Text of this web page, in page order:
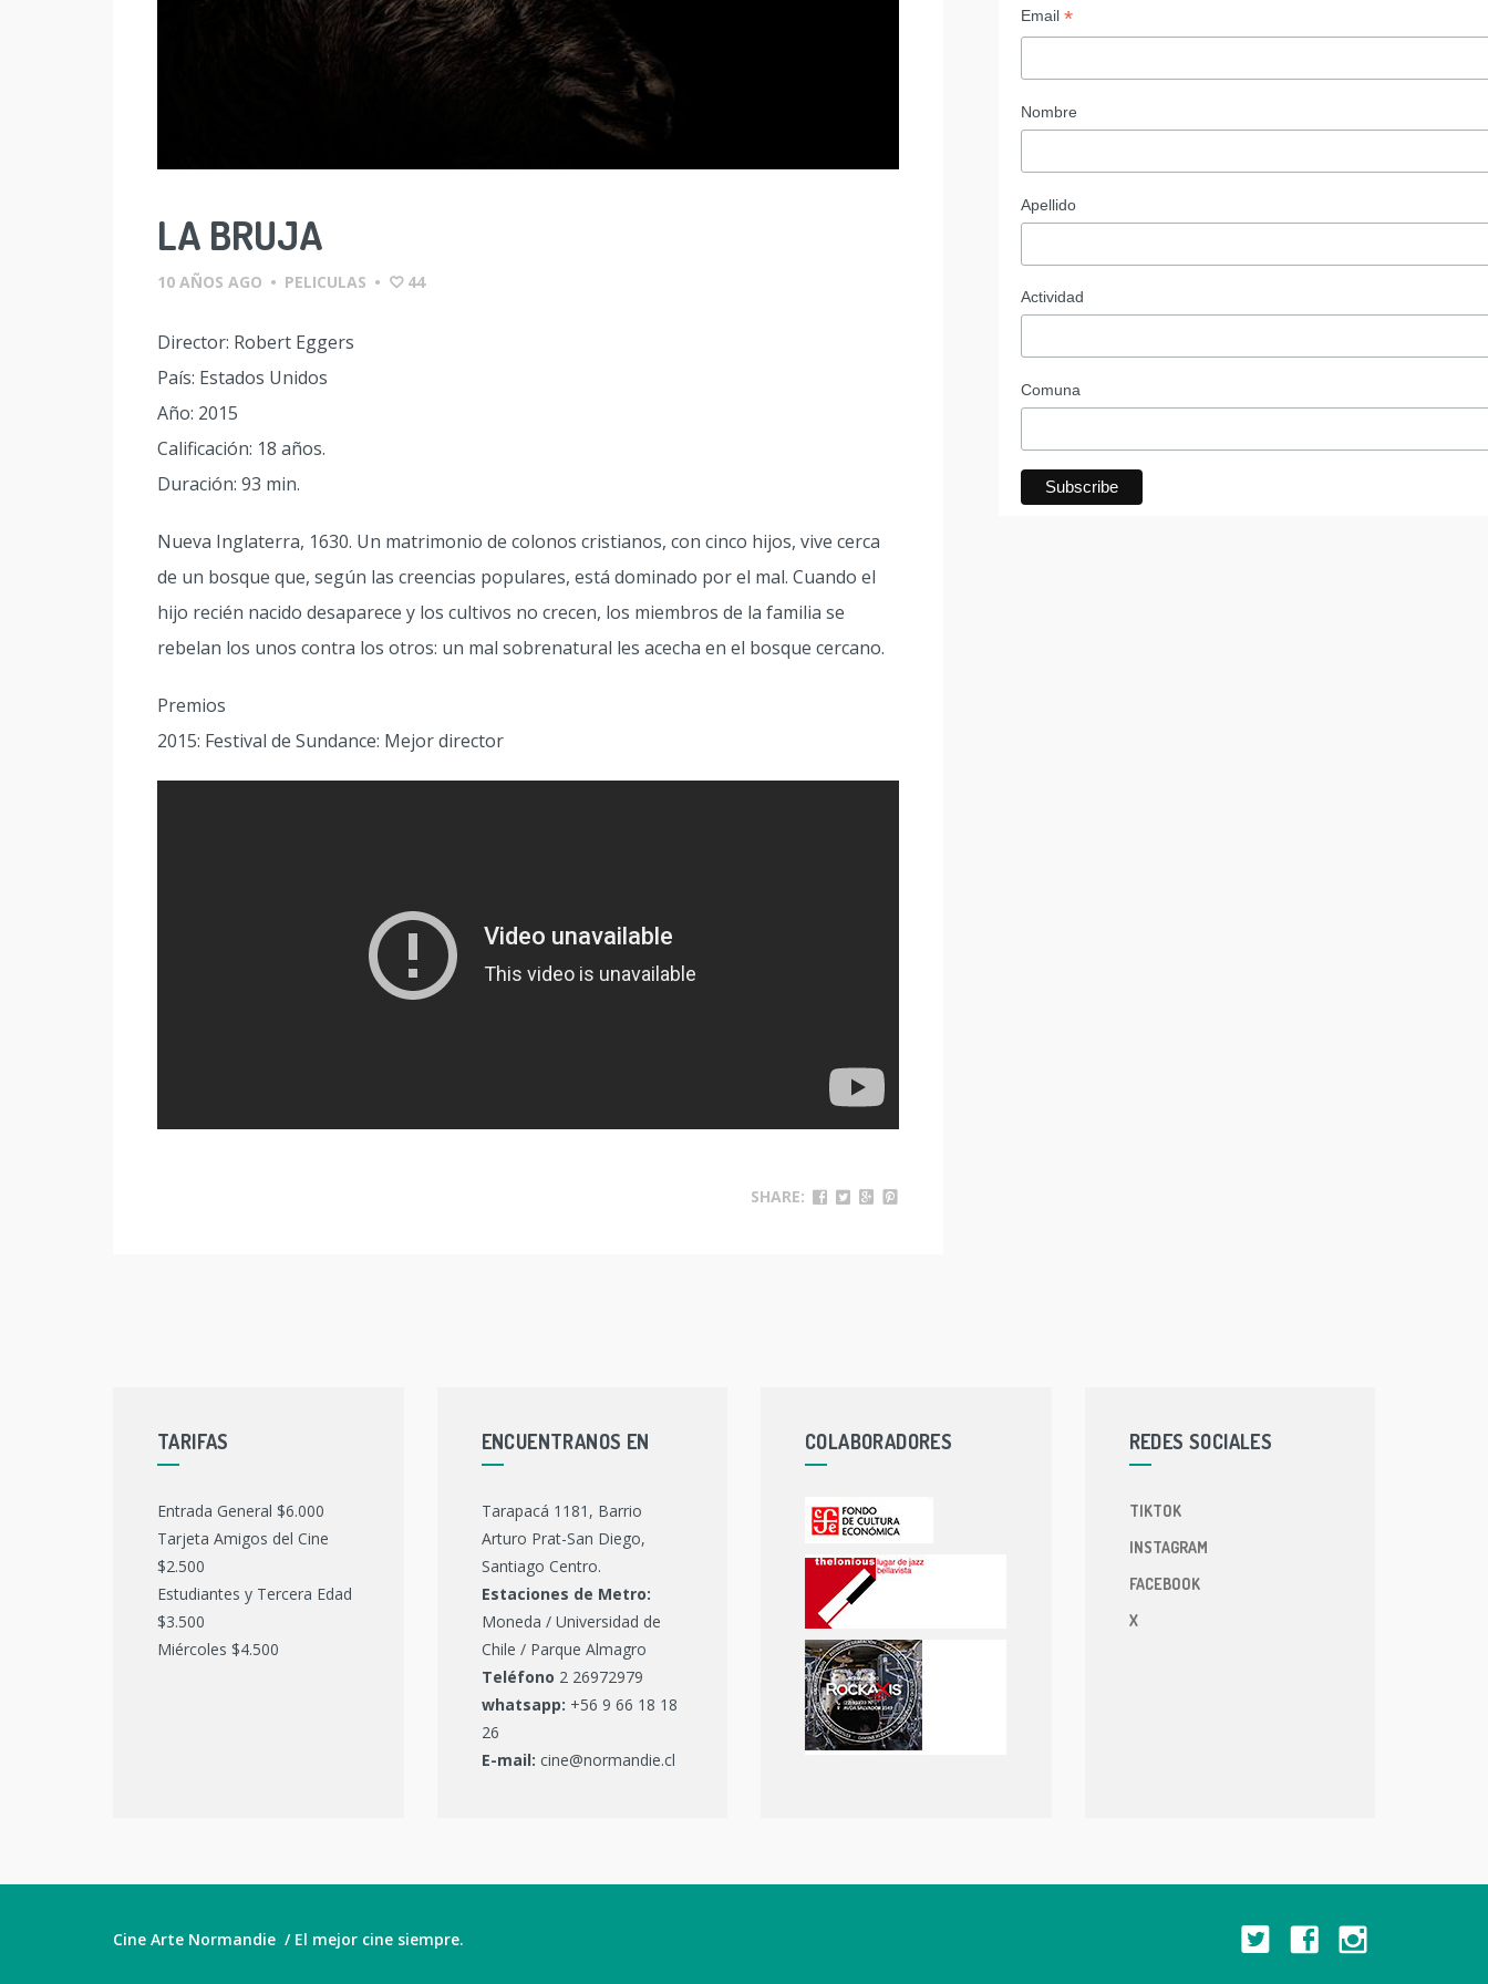
LA BRUJA
10 AÑOS AGO • PELICULAS • 44
Director: Robert Eggers
País: Estados Unidos
Año: 2015
Calificación: 18 años.
Duración: 93 min.
Nueva Inglaterra, 1630. Un matrimonio de colonos cristianos, con cinco hijos, vive cerca
de un bosque que, según las creencias populares, está dominado por el mal. Cuando el
hijo recién nacido desaparece y los cultivos no crecen, los miembros de la familia se
rebelan los unos contra los otros: un mal sobrenatural les acecha en el bosque cercano.
Premios
2015: Festival de Sundance: Mejor director
SHARE:
Email *
Nombre
Apellido
Actividad
Comuna
TARIFAS
Entrada General $6.000
Tarjeta Amigos del Cine
$2.500
Estudiantes y Tercera Edad
$3.500
Miércoles $4.500
ENCUENTRANOS EN
Tarapacá 1181, Barrio
Arturo Prat-San Diego,
Santiago Centro.
Estaciones de Metro:
Moneda / Universidad de
Chile / Parque Almagro
Teléfono 2 26972979
whatsapp: +56 9 66 18 18
26
E-mail: cine@normandie.cl
COLABORADORES REDES SOCIALES
TIKTOK
INSTAGRAM
FACEBOOK
X
Cine Arte Normandie / El mejor cine siempre.